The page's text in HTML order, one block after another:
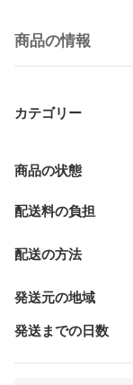
商品の情報
カテゴリー
商品の状態
配送料の負担
配送の方法
発送元の地域
発送までの日数